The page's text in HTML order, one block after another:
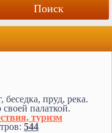
Поиск
пруд, река.
палаткой.
туризм
544